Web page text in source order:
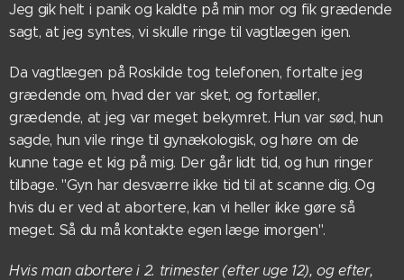
Jeg gik helt i panik og kaldte på min mor og fik grædende
sagt, at jeg syntes, vi skulle ringe til vagtlægen igen.
Da vagtlægen på Roskilde tog telefonen, fortalte jeg
grædende om, hvad der var sket, og fortæller,
grædende, at jeg var meget bekymret. Hun var sød, hun
sagde, hun vile ringe til gynækologisk, og høre om de
kunne tage et kig på mig. Der går lidt tid, og hun ringer
tilbage. "Gyn har desværre ikke tid til at scanne dig. Og
hvis du er ved at abortere, kan vi heller ikke gøre så
meget. Så du må kontakte egen læge imorgen".
Hvis man abortere i 2. trimester (efter uge 12), og efter,